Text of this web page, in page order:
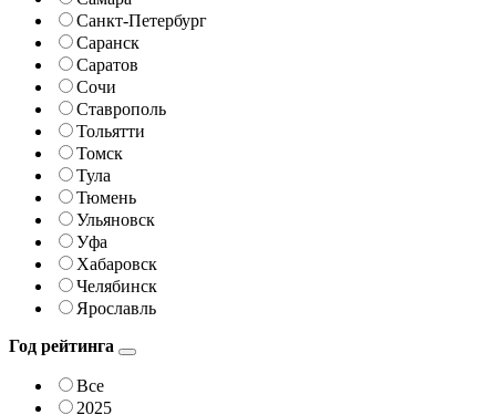
Санкт-Петербург
Саранск
Саратов
Сочи
Ставрополь
Тольятти
Томск
Тула
Тюмень
Ульяновск
Уфа
Хабаровск
Челябинск
Ярославль
Год рейтинга
Все
2025